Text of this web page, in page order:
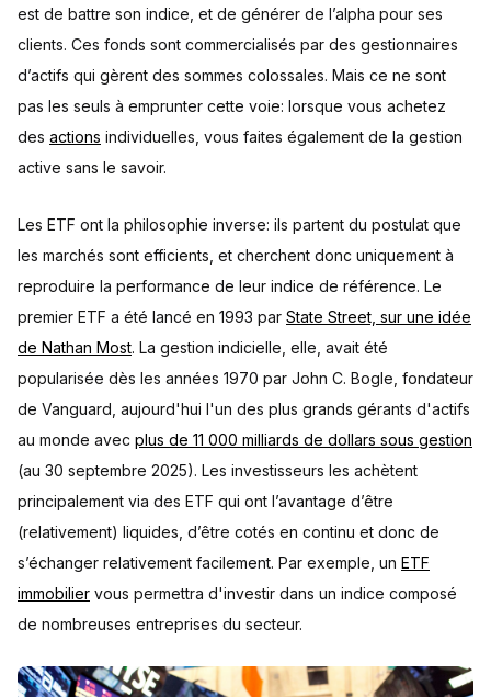
est de battre son indice, et de générer de l’alpha pour ses
clients. Ces fonds sont commercialisés par des gestionnaires
d’actifs qui gèrent des sommes colossales. Mais ce ne sont
pas les seuls à emprunter cette voie: lorsque vous achetez
des actions individuelles, vous faites également de la gestion
active sans le savoir.
Les ETF ont la philosophie inverse: ils partent du postulat que
les marchés sont efficients, et cherchent donc uniquement à
reproduire la performance de leur indice de référence. Le
premier ETF a été lancé en 1993 par State Street, sur une idée
de Nathan Most. La gestion indicielle, elle, avait été
popularisée dès les années 1970 par John C. Bogle, fondateur
de Vanguard, aujourd'hui l'un des plus grands gérants d'actifs
au monde avec plus de 11 000 milliards de dollars sous gestion
(au 30 septembre 2025). Les investisseurs les achètent
principalement via des ETF qui ont l’avantage d’être
(relativement) liquides, d’être cotés en continu et donc de
s’échanger relativement facilement. Par exemple, un ETF
immobilier vous permettra d'investir dans un indice composé
de nombreuses entreprises du secteur.